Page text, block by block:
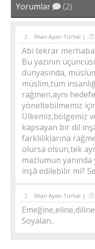
Yorumlar (2)
İlhan Ayan-Turhal |
Abi tekrar
Bu yazının
dünyasında,
müslim,tüm
rağmen,aynı
yöneltebilmemiz
Ülkemiz,bölgemiz
kapsayan bir dil
farklılıklarına
olursa olsun,tek
mazlumun
inşâ edilebilir mi?
İlhan Ayan-Turhal |
Soyalan..